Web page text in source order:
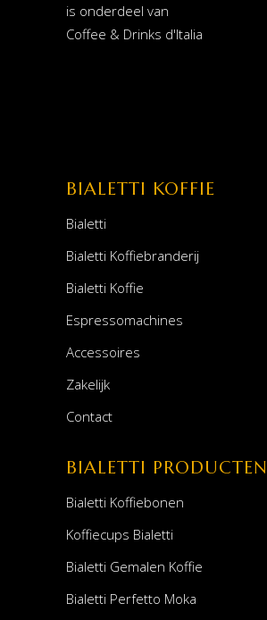
is onderdeel van
Coffee & Drinks d'Italia
BIALETTI KOFFIE
Bialetti
Bialetti Koffiebranderij
Bialetti Koffie
Espressomachines
Accessoires
Zakelijk
Contact
BIALETTI PRODUCTEN
Bialetti Koffiebonen
Koffiecups Bialetti
Bialetti Gemalen Koffie
Bialetti Perfetto Moka